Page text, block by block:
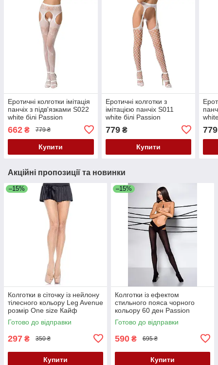
Еротичні колготки імітація
панчіх з підв'язками S022
white білі Passion
662 ₴ 779 ₴
Купити
Еротичні колготки з
імітацією панчіх S011
white білі Passion
779₴
Купити
779
Акційні пропозиції та новинки
–15%
Колготки в сіточку із нейлону
тілесного кольору Leg Avenue
розмір Оne size Кайф
Готово до відправки
297 ₴ 350 ₴
Купити
–15%
Колготки із ефектом
стильного пояса чорного
кольору 60 ден Passion
Tiopen модель 005 розмір 3/4
Кайф
Готово до відправки
590 ₴ 695 ₴
Купити